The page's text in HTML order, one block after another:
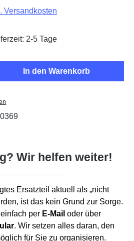
Versandkosten
2-5 Tage
Gib den gewünschten
In den Warenkorb
Wir helfen weiter!
Ersatzteil aktuell als „nicht
ist das kein Grund zur Sorge.
per E-Mail oder über
. Wir setzen alles daran, den
für Sie zu organisieren.